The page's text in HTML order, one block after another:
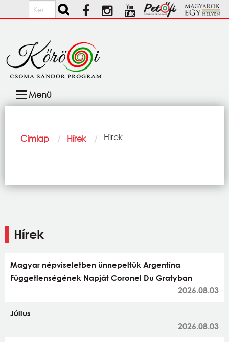
Ugrás a tartalomra
Keresés
navigáció
Menü
Morzsa
Címlap Hírek Current:
Hírek
Hírek
Magyar népviseletben ünnepeltük Argentína
Függetlenségének Napját Coronel Du Gratyban
2026.08.03
Július
2026.08.03